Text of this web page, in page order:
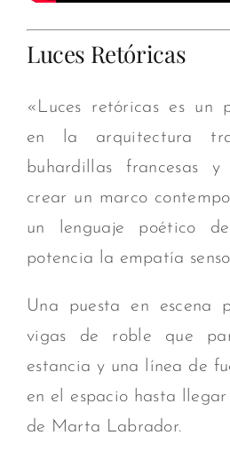
Luces Retóricas
«Luces retóricas es un
en la arquitectura
buhardillas francesas
crear un marco
un lenguaje poético
potencia la empatía
Una puesta en escena
vigas de roble que
estancia y una línea de
en el espacio hasta
de Marta Labrador.